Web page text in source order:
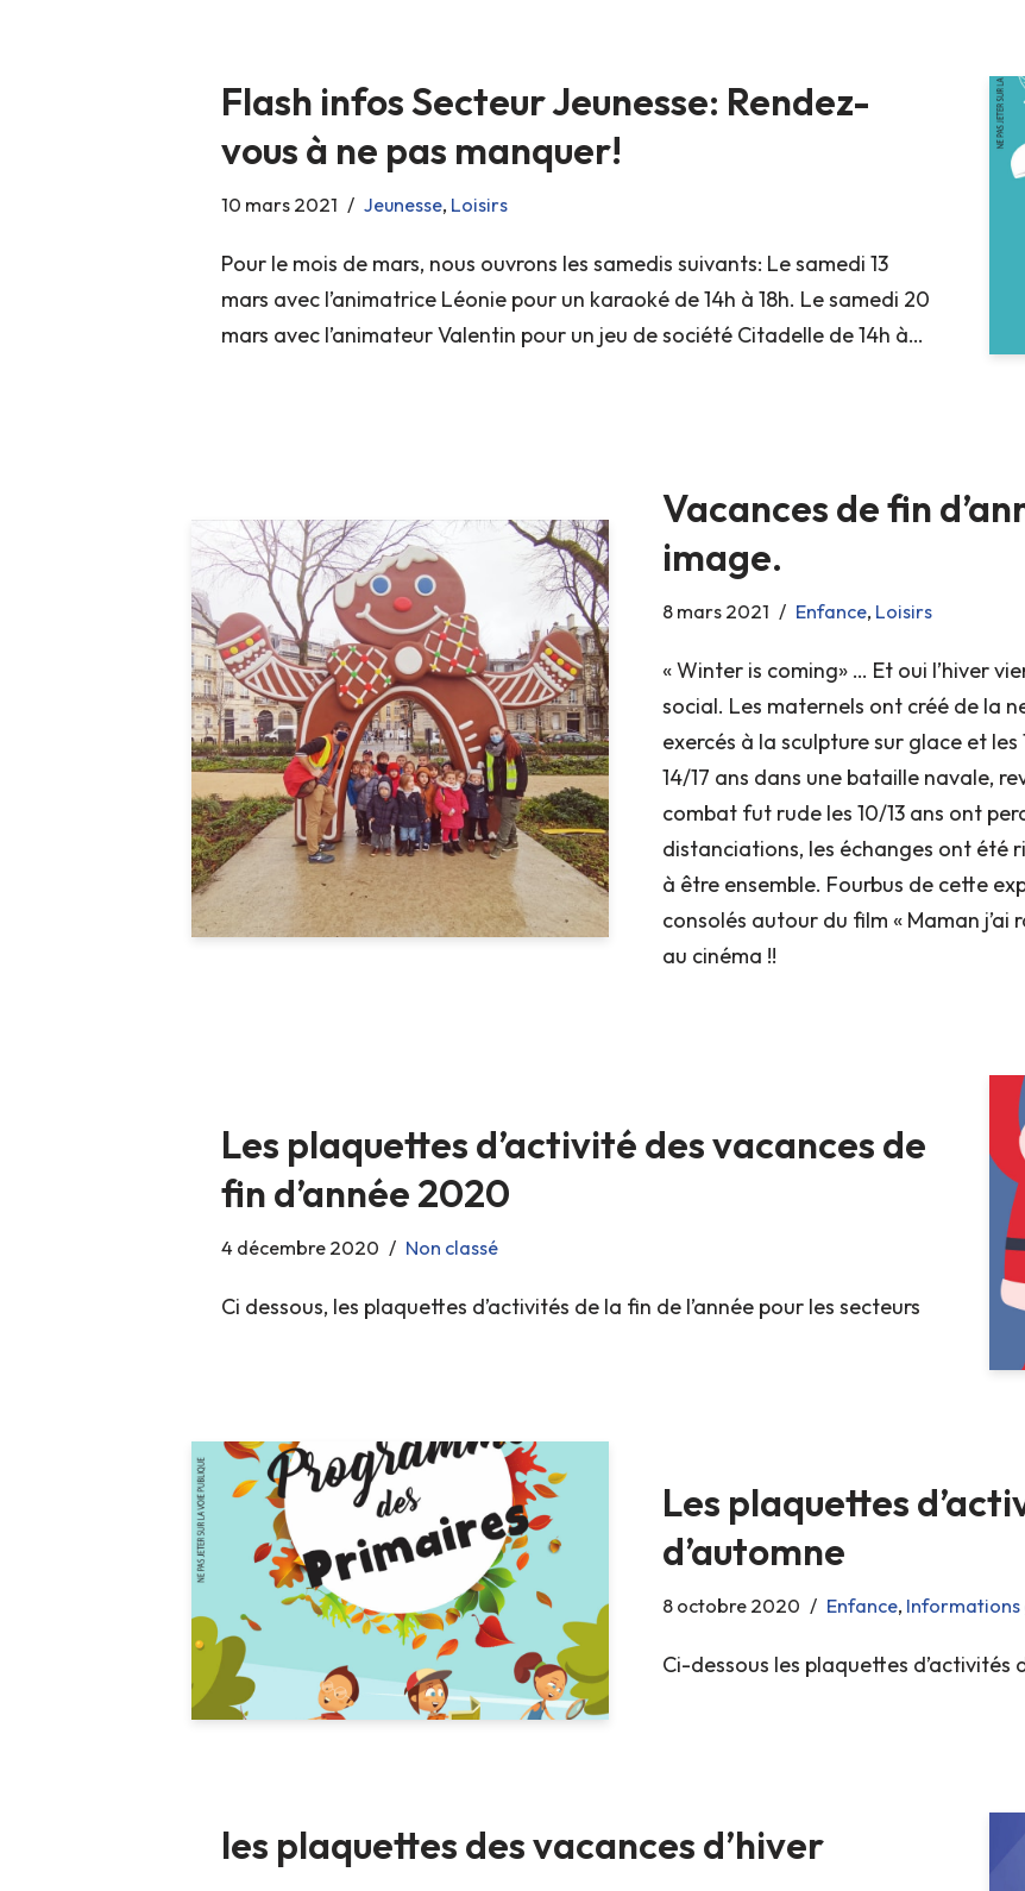
Flash infos Secteur Jeunesse: Rendez-
vous à ne pas manquer!
10 mars 2021 Jeunesse, Loisirs
Pour le mois de mars, nous ouvrons les samedis suivants: Le samedi 13
mars avec l’animatrice Léonie pour un karaoké de 14h à 18h. Le samedi 20
mars avec l’animateur Valentin pour un jeu de société Citadelle de 14h à…
Vacances de fin
image.
8 mars 2021 Enfance, Loisirs
« Winter is coming» … Et oui l’hiver
social. Les maternels ont créé de la
exercés à la sculpture sur glace et
14/17 ans dans une bataille navale,
combat fut rude les 10/13 ans ont
distanciations, les échanges ont été
à être ensemble. Fourbus de cette
consolés autour du film « Maman j’ai
au cinéma !!
Les plaquettes d’activité des vacances de
fin d’année 2020
4 décembre 2020 Non classé
Ci dessous, les plaquettes d’activités de la fin de l’année pour les secteurs
Les plaquettes
d’automne
8 octobre 2020 Enfance, Informations
Ci-dessous les plaquettes d’activités
les plaquettes des vacances d’hiver